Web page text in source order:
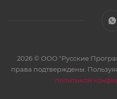
2026 © ООО "Русские
права подтверждены.
политикой